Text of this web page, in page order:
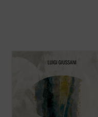
Giussani, que la esperanza es una palabra
rica apertura a la realidad, el más rico
descubrimiento en la realidad, la mayor
exaltación de la realidad que el hombre ...